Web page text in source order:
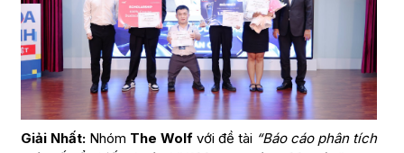
Giải Nhất:Nhóm The Wolfvới đề tài “Báo cáo phân tích